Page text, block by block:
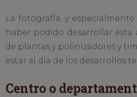
La fotografía, y
haber podido desarrollar
de plantas y polinizadores y
estar al día de los desarrollos
Centro o